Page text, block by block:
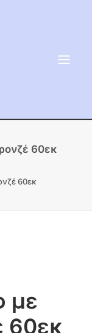
60εκ
60εκ
με
60εκ